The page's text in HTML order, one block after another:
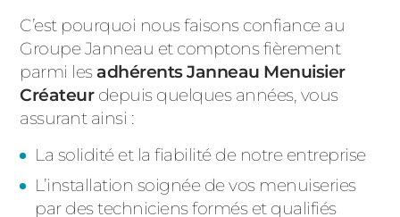
C’est pourquoi nous faisons confiance au
Groupe Janneau et comptons fièrement
parmi les adhérentsJanneau Menuisier
Créateur depuis quelques années, vous
assurant ainsi :
La solidité et la fiabilité de notre entreprise
L’installation soignée de vos menuiseries
par des techniciens formés et qualifiés